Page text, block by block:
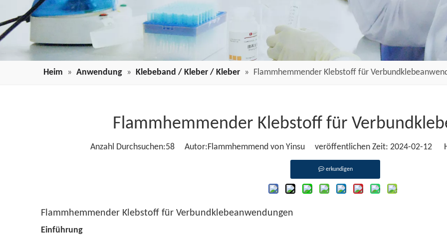
Heim » Anwendung » Klebeband / Kleber / Kleber » Flammhemmender Klebstoff für
Flammhemmender Klebstoff für
Anzahl Durchsuchen:58Autor:Flammhemmend von Yinsu veröffentlichen Zeit: 2024-02-12
erkundigen
Flammhemmender Klebstoff für Verbundklebeanwendungen
Einführung